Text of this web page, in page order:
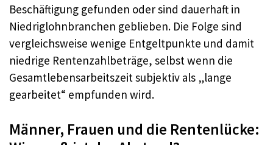
Beschäftigung gefunden oder sind dauerhaft in
Niedriglohnbranchen geblieben. Die Folge sind
vergleichsweise wenige Entgeltpunkte und damit
niedrige Rentenzahlbeträge, selbst wenn die
Gesamtlebensarbeitszeit subjektiv als „lange
gearbeitet“ empfunden wird.
Männer, Frauen und die Rentenlücke: